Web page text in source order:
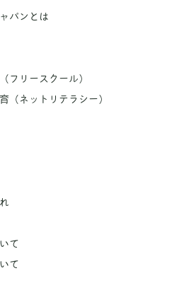
パンとは
フリースクール）
（ネットリテラシー）
て
て